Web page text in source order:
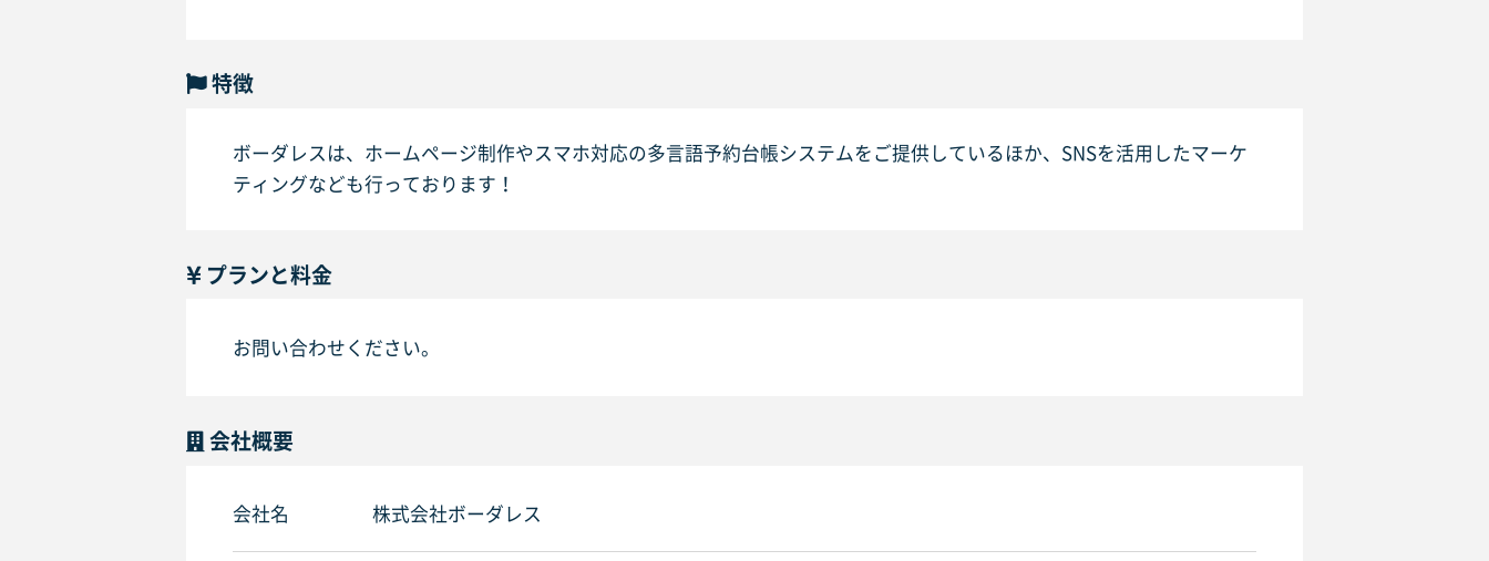
特徴
ボーダレスは、ホームページ制作やスマホ対応の多言語予約台帳システムをご提供しているほか、SNSを活用したマーケ
ティングなども行っております！
プランと料金
お問い合わせください。
会社概要
会社名 株式会社ボーダレス